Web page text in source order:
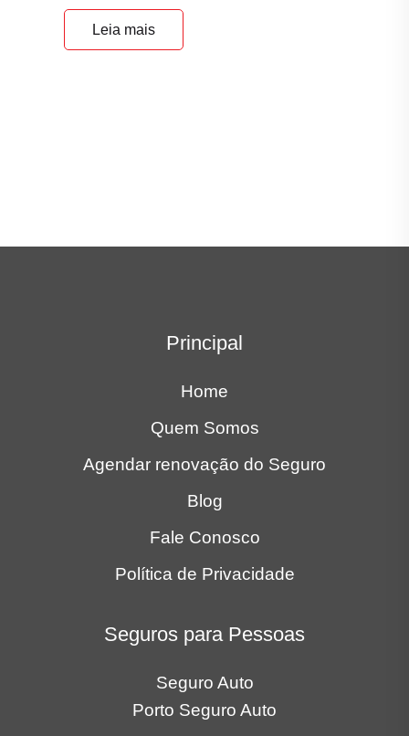
Leia mais
Principal
Home
Quem Somos
Agendar renovação do Seguro
Blog
Fale Conosco
Política de Privacidade
Seguros para Pessoas
Seguro Auto
Porto Seguro Auto